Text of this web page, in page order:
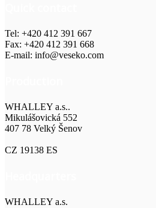
Tel: +420 412 391 667
Fax: +420 412 391 668
E-mail: info@veseko.com
WHALLEY a.s..
Mikulášovická 552
407 78 Velký Šenov
CZ 19138 ES
WHALLEY a.s.